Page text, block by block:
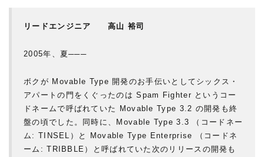
リードエンジニア 高山 裕司
2005年、夏───
ボクが Movable Type 開発のお手伝いとしてシックス・
アパートの門をくぐったのは Spam Fighter というコー
ドネームで呼ばれていた Movable Type 3.2 の開発も終
盤の頃でした。同時に、Movable Type 3.3 （コードネー
ム: TINSEL）と Movable Type Enterprise （コードネ
ーム: TRIBBLE）と呼ばれていた次のリリースの開発も